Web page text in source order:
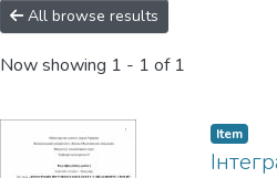
All browse results
Now showing 1 - 1 of 1
Item